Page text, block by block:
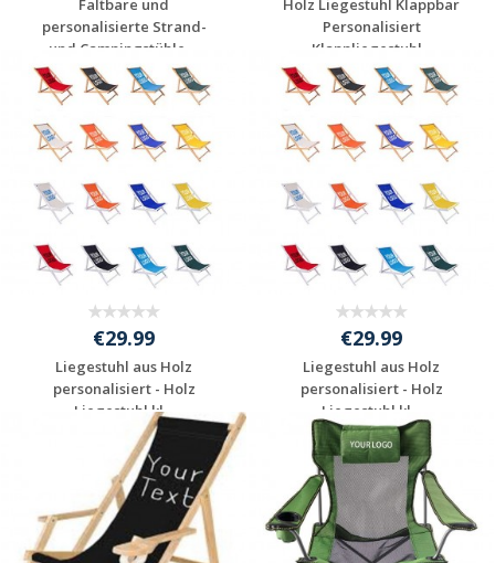
personalisierte Strand-
und Campingstühle ...
Individuelles
Angebot anfordern
Personalisiert
Klappliegestuhl...
Individuelles
Angebot anfordern
€29.99
Liegestuhl aus Holz
personalisiert - Holz
Liegestuhl kl...
Individuelles
Angebot anfordern
€29.99
Liegestuhl aus Holz
personalisiert - Holz
Liegestuhl kl...
Individuelles
Angebot anfordern